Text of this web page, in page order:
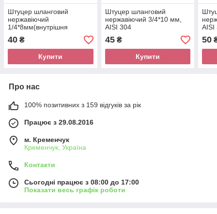
Штуцер шланговий
нержавіючий
1/4*8мм(внутрішня
різьба), AISI 304
40 ₴
Купити
Штуцер шланговий
нержавіючий 3/4*10 мм,
AISI 304
45₴
Купити
AISI
50
Про нас
100% позитивних з 159 відгуків за рік
Працює з 29.08.2016
м. Кременчук
Кременчук, Україна
Контакти
Сьогодні працює з 08:00 до 17:00
Показати весь графік роботи